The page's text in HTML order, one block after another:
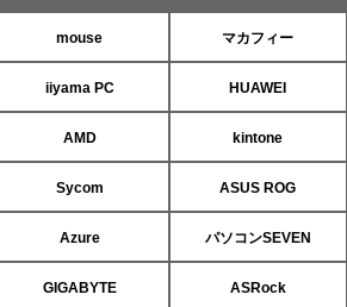
mouse マカフィー
iiyama PC HUAWEI
AMD kintone
Sycom ASUS ROG
Azure パソコンSEVEN
GIGABYTE ASRock